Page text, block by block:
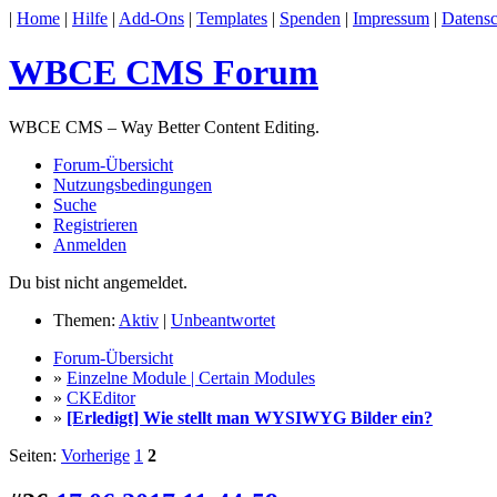
| Home | Hilfe | Add-Ons | Templates | Spenden | Impressum |
WBCE CMS Forum
WBCE CMS – Way Better Content Editing.
Forum-Übersicht
Nutzungsbedingungen
Suche
Registrieren
Anmelden
Du bist nicht angemeldet.
Themen: Aktiv | Unbeantwortet
Forum-Übersicht
» Einzelne Module | Certain Modules
» CKEditor
» [Erledigt] Wie stellt man WYSIWYG Bilder ein?
Seiten: Vorherige 1 2